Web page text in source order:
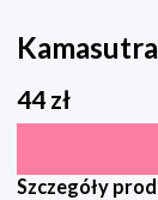
44 zł
Szczegóły